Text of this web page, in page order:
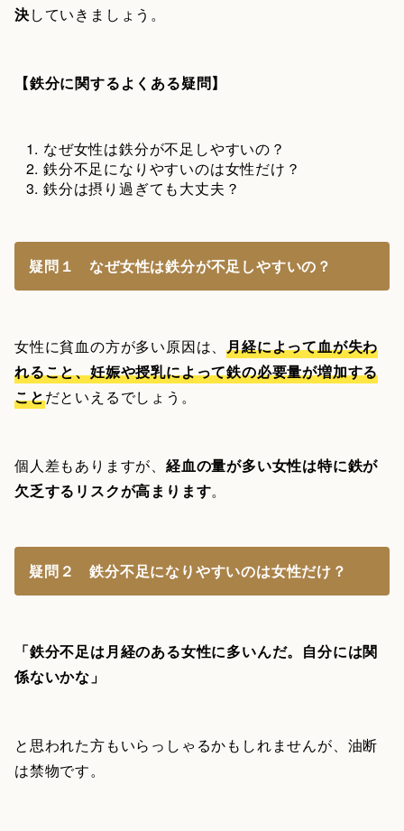
決していきましょう。
【鉄分に関するよくある疑問】
なぜ女性は鉄分が不足しやすいの？
鉄分不足になりやすいのは女性だけ？
鉄分は摂り過ぎても大丈夫？
疑問１ なぜ女性は鉄分が不足しやすいの？
女性に貧血の方が多い原因は、月経によって血が失わ
れること、妊娠や授乳によって鉄の必要量が増加する
ことだといえるでしょう。
個人差もありますが、 経血の量が多い女性は特に鉄が
欠乏するリスクが高まります。
疑問２ 鉄分不足になりやすいのは女性だけ？
「鉄分不足は月経のある女性に多いんだ。自分には関
係ないかな」
と思われた方もいらっしゃるかもしれませんが、油断
は禁物です。